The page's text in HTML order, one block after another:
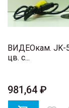
ВИДЕОкам. JK-
цв. с...
981,64 ₽